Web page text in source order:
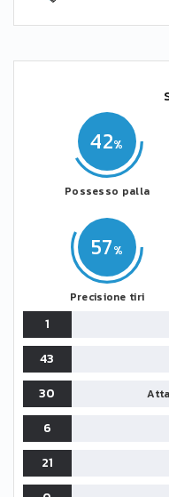
42
Possesso palla
57
Precisione tiri
1
43
30
6
21